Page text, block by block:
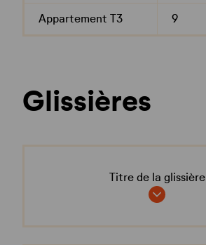
Appartement T3 9
Glissières
Titre de la glissière